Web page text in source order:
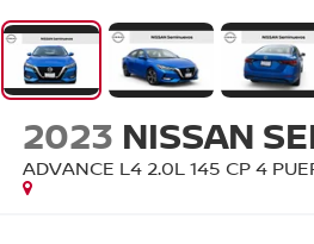
2023 NISSAN
ADVANCE L4 2.0L 145 CP 4